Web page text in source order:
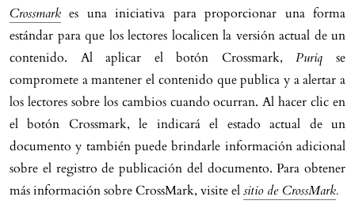
Crossmark es una iniciativa para proporcionar una forma
estándar para que los lectores localicen la versión actual de un
contenido. Al aplicar el botón Crossmark,Puriq se
compromete a mantener el contenido que publica y a alertar a
los lectores sobre los cambios cuando ocurran. Al hacer clic en
el botón Crossmark, le indicará el estado actual de un
documento y también puede brindarle información adicional
sobre el registro de publicación del documento. Para obtener
más información sobre CrossMark, visite elsitio de CrossMark.